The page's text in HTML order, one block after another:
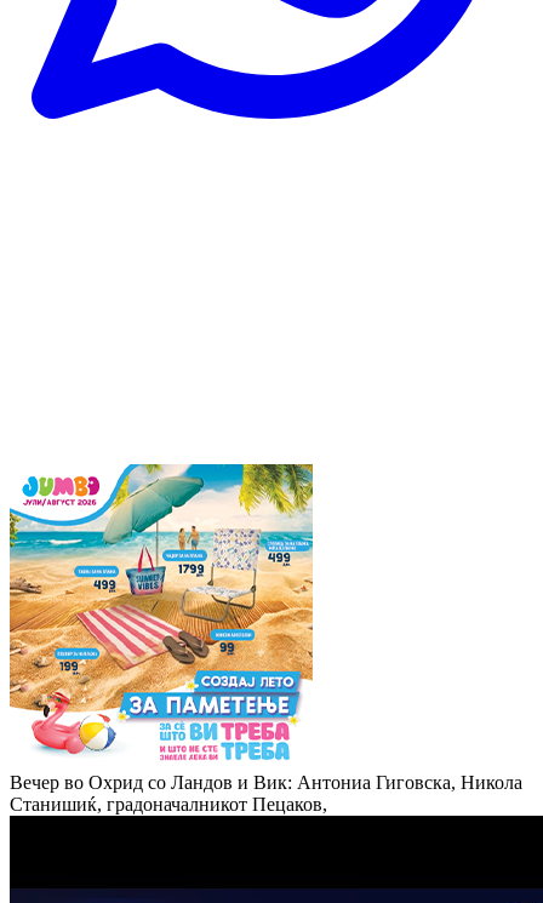
Вечер во Охрид со Ландов и Вик: Антониа Гиговска, Никола
Станишиќ, градоначалникот Пецаков,